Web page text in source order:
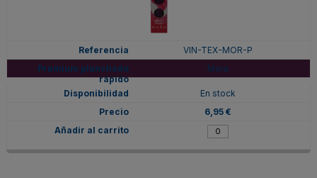
VIN-TEX-MOR-P
Mora
En stock
6,95 €